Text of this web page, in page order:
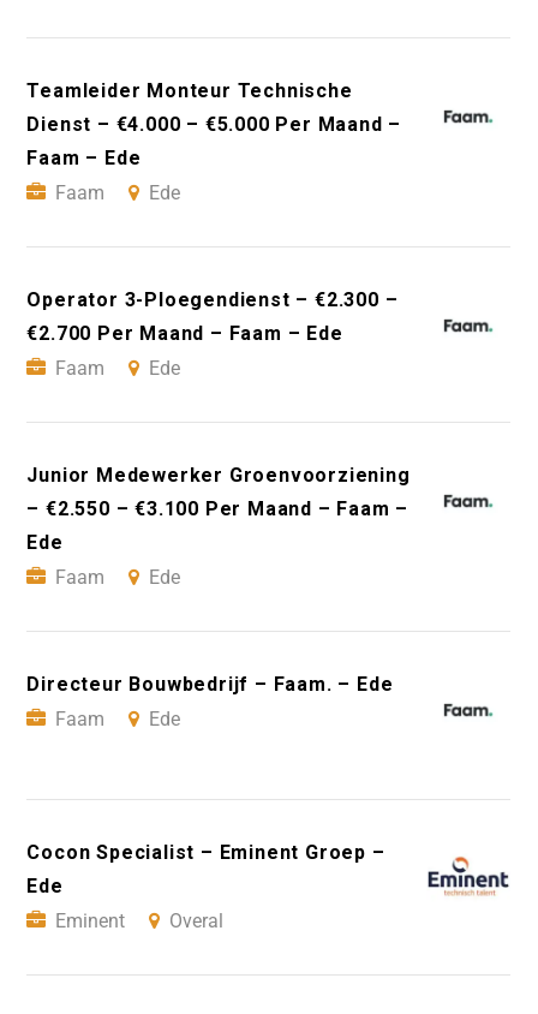
Teamleider Monteur Technische
Dienst – €4.000 – €5.000 Per Maand –
Faam – Ede
Faam
Ede
Operator 3-Ploegendienst – €2.300 –
€2.700 Per Maand – Faam – Ede
Faam
Ede
Junior Medewerker Groenvoorziening
– €2.550 – €3.100 Per Maand – Faam –
Ede
Faam
Ede
Directeur Bouwbedrijf – Faam. – Ede
Faam
Ede
Cocon Specialist – Eminent Groep –
Ede
Eminent
Overal